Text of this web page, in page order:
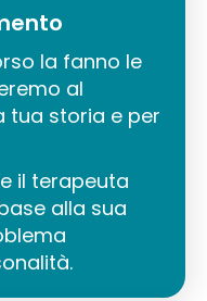
la fanno le
al
tua storia e per
il terapeuta
alla sua